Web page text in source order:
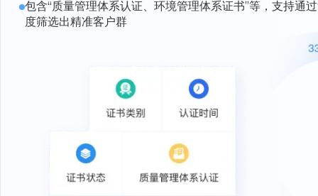
包含“质量管理体系认证、环境管理体系证书”等，支持通
度筛选出精准客户群